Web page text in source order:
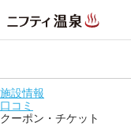
施設情報
口コミ
クーポン・チケット